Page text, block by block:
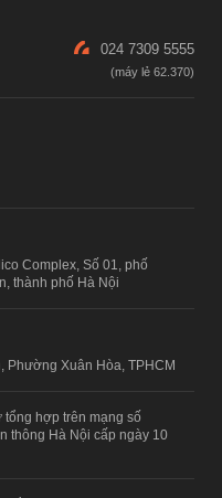
024 7309 5555
Complex, Số 01, phố
thành phố Hà Nội
Phường Xuân Hòa, TPHCM
hợp trên mạng số
thông Hà Nội cấp ngày 10